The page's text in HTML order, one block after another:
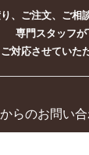
、ご注文、ご相
専門スタッフが
ご対応させていた
らのお問い